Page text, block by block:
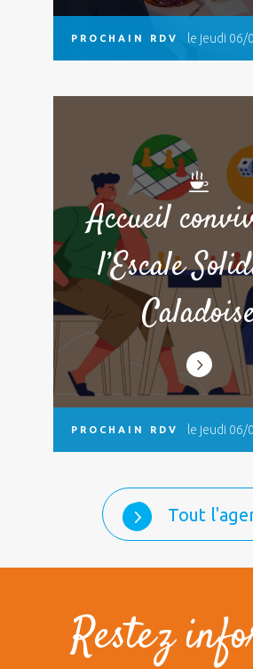
PROCHAIN RDV le jeudi 06/
Accueil
l’Escale
PROCHAIN RDV le jeudi 06/
Tout
Restez